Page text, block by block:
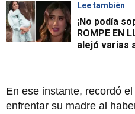
Lee también
¡No podía
ROMPE EN
alejó varias
En ese instante, recordó
enfrentar su madre al